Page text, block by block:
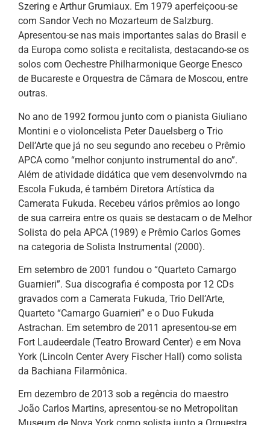
Szering e Arthur Grumiaux. Em 1979 aperfeiçoou-se
com Sandor Vech no Mozarteum de Salzburg.
Apresentou-se nas mais importantes salas do Brasil e
da Europa como solista e recitalista, destacando-se os
solos com Oechestre Philharmonique George Enesco
de Bucareste e Orquestra de Câmara de Moscou, entre
outras.
No ano de 1992 formou junto com o pianista Giuliano
Montini e o violoncelista Peter Dauelsberg o Trio
Dell’Arte que já no seu segundo ano recebeu o Prêmio
APCA como “melhor conjunto instrumental do ano”.
Além de atividade didática que vem desenvolvrndo na
Escola Fukuda, é também Diretora Artística da
Camerata Fukuda. Recebeu vários prêmios ao longo
de sua carreira entre os quais se destacam o de Melhor
Solista do pela APCA (1989) e Prêmio Carlos Gomes
na categoria de Solista Instrumental (2000).
Em setembro de 2001 fundou o “Quarteto Camargo
Guarnieri”. Sua discografia é composta por 12 CDs
gravados com a Camerata Fukuda, Trio Dell’Arte,
Quarteto “Camargo Guarnieri” e o Duo Fukuda
Astrachan. Em setembro de 2011 apresentou-se em
Fort Laudeerdale (Teatro Broward Center) e em Nova
York (Lincoln Center Avery Fischer Hall) como solista
da Bachiana Filarmônica.
Em dezembro de 2013 sob a regência do maestro
João Carlos Martins, apresentou-se no Metropolitan